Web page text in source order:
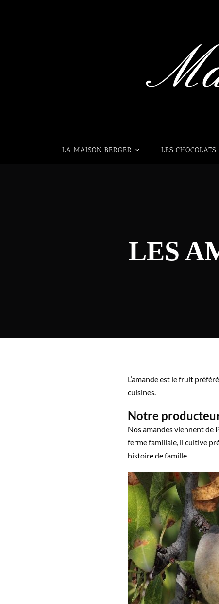
LA MAISON BERGER LES CHOCOLATS
LES
L’amande est le fruit
cuisines.
Notre
Nos amandes viennent de
ferme familiale, il cultive
histoire de famille.